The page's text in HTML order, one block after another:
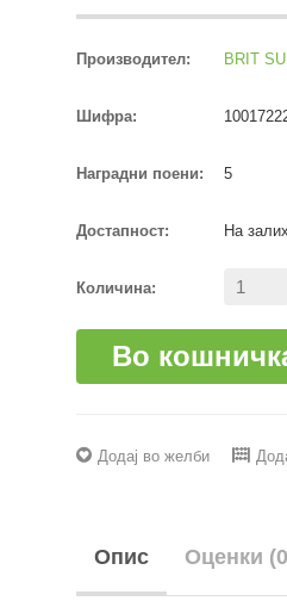
Производител: BRIT
Шифра:
Наградни поени: 5
Достапност: На
Количина:
Во
Додај во желби
Опис Оценки